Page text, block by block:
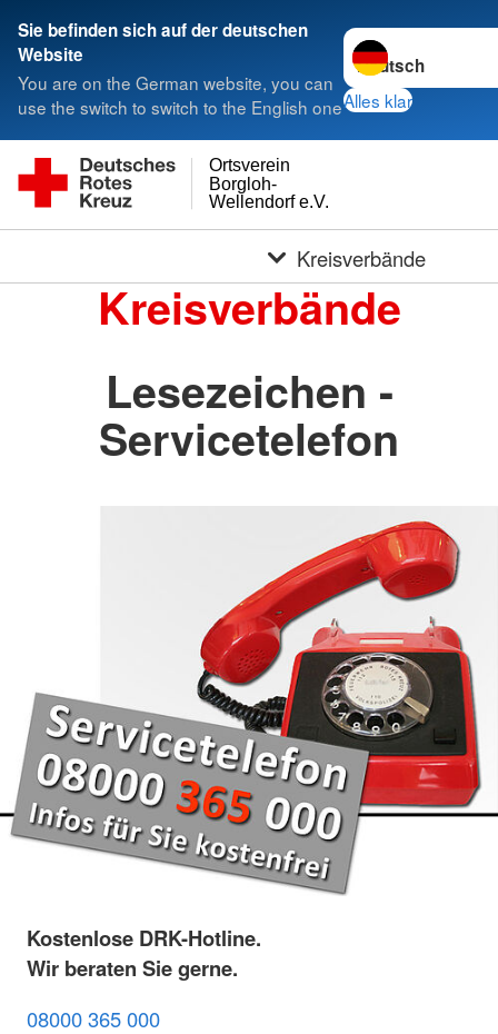
Sie befinden sich auf der deutschen
Website
You are on the German website, you can
use the switch to switch to the English one
Sprache wechseln
Alles klar
Wellendorf e.V.
Borgloh-
Ortsverein
Kreisverbände
Kreisverbände
Lesezeichen -
Servicetelefon
Kostenlose DRK-Hotline.
Wir beraten Sie gerne.
08000 365 000